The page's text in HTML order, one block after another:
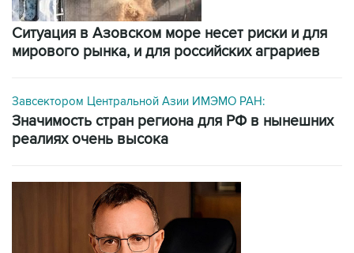
Ситуация в Азовском море несет риски и для
мирового рынка, и для российских аграриев
Завсектором Центральной Азии ИМЭМО РАН:
значимость стран региона для РФ в нынешних
реалиях очень высока